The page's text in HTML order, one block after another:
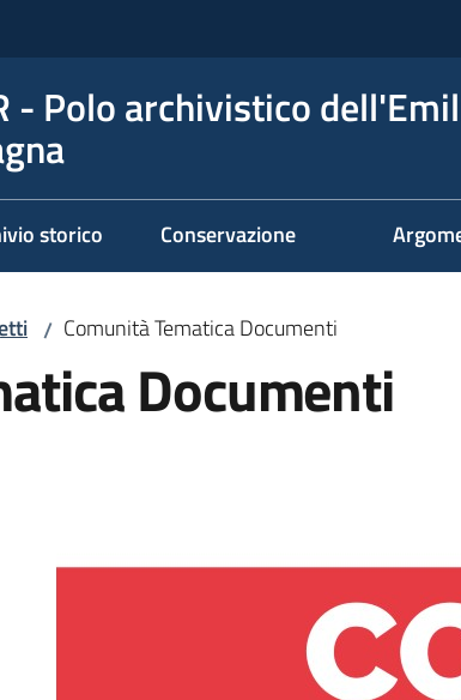
- Polo archivistico
storico Conservazione
/ Comunità Tematica Documenti
Documenti